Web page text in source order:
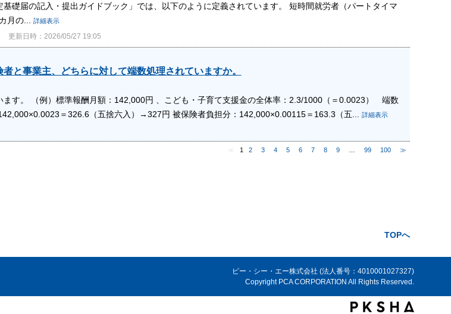
礎届の記入・提出ガイドブック」では、以下のように定義されています。 短時間就労者（パートタイマ
月の...
詳細表示
更新日時：2026/05/27 19:05
と事業主、どちらに対して端数処理されていますか。
ます。 （例）標準報酬月額：142,000円 、こども・子育て支援金の全体率：2.3/1000（＝0.0023） 端数
＝326.6（五捨六入）→327円 被保険者負担分：142,000×0.00115＝163.3（五...
詳細表示
1 2 3 4 5 6 7 8 9 99 100 ≫
TOPへ
ピー・シー・エー株式会社 (法人番号：4010001027327)
Copyright PCA CORPORATION All Rights Reserved.